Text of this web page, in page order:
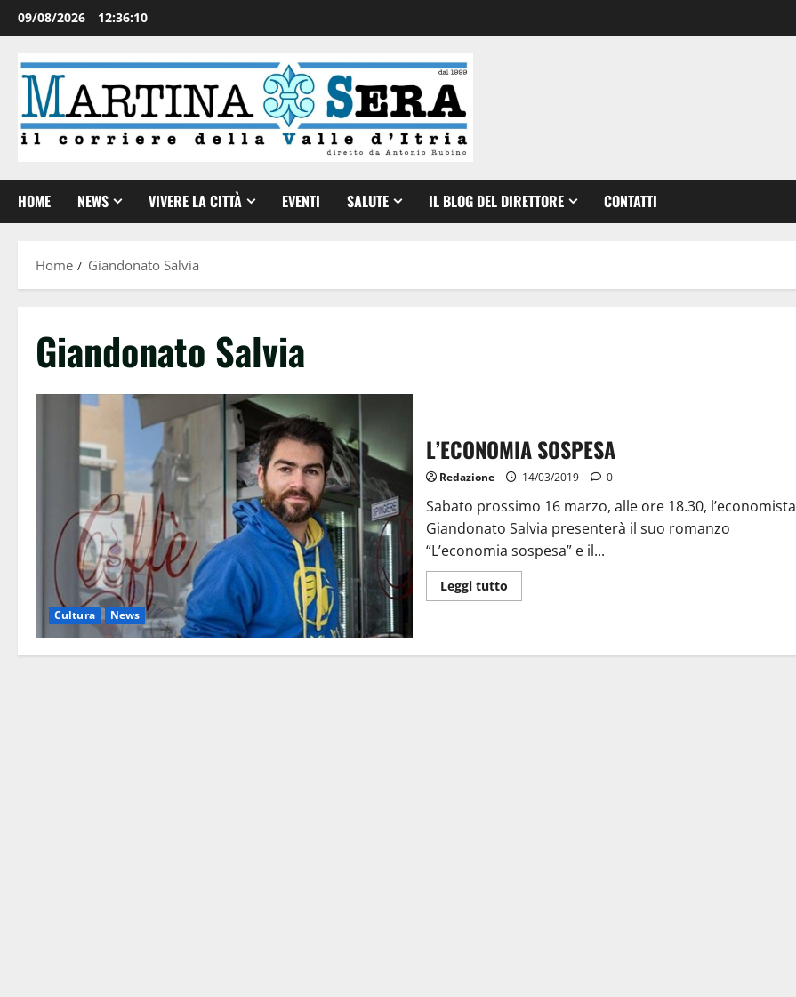
09/08/2026 12:36:11
HOME NEWS VIVERE LA CITTÀ EVENTI SALUTE IL BLOG DEL DIRETTORE CONTATTI
Home Giandonato Salvia
Giandonato Salvia
Cultura News
L’ECONOMIA SOSPESA
Redazione 14/03/2019 0
Sabato prossimo 16 marzo, alle ore 18.30, l’economista
Giandonato Salvia presenterà il suo romanzo
“L’economia sospesa” e il...
Leggi tutto